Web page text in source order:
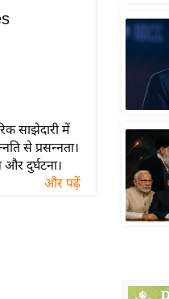
साझेदारी में
से प्रसन्नता।
दुर्घटना।
और पढ़ें